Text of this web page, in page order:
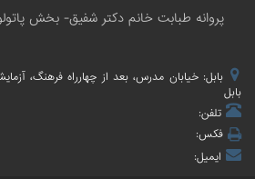
پروانه طبابت خانم دکتر شفیق- بخش
بابل: خیابان مدرس، بعد از چهارراه فرهنگ،
بابل
تلفن:
فکس:
ایمیل: